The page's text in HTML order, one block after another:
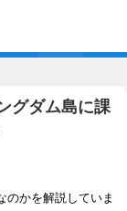
グダム島に課
のかを解説していま